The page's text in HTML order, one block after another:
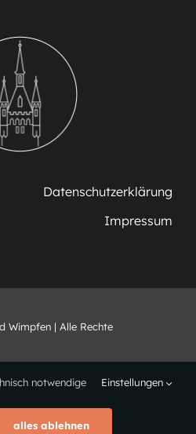
Datenschutzerklärung
Impressum
Wimpfen | Alle Rechte
notwendige
Einstellungen
alles ablehnen